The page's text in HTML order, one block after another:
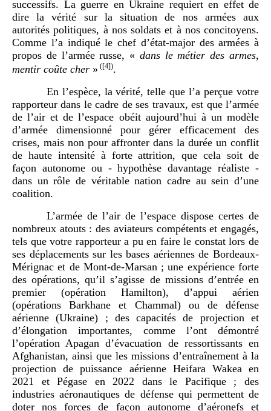
successifs. La guerre en Ukraine requiert en effet de
dire la vérité sur la situation de nos armées aux
autorités politiques, à nos soldats et à nos concitoyens.
Comme l’a indiqué le chef d’état-major des armées à
propos de l’armée russe, « dans le métier des armes,
mentir coûte cher » ([4]).
En l’espèce, la vérité, telle que l’a perçue votre
rapporteur dans le cadre de ses travaux, est que l’armée
de l’air et de l’espace obéit aujourd’hui à un modèle
d’armée dimensionné pour gérer efficacement des
crises, mais non pour affronter dans la durée un conflit
de haute intensité à forte attrition, que cela soit de
façon autonome ou - hypothèse davantage réaliste -
dans un rôle de véritable nation cadre au sein d’une
coalition.
L’armée de l’air de l’espace dispose certes de
nombreux atouts : des aviateurs compétents et engagés,
tels que votre rapporteur a pu en faire le constat lors de
ses déplacements sur les bases aériennes de Bordeaux-
Mérignac et de Mont-de-Marsan ; une expérience forte
des opérations, qu’il s’agisse de missions d’entrée en
premier (opération Hamilton), d’appui aérien
(opérations Barkhane et Chammal) ou de défense
aérienne (Ukraine) ; des capacités de projection et
d’élongation importantes, comme l’ont démontré
l’opération Apagan d’évacuation de ressortissants en
Afghanistan, ainsi que les missions d’entraînement à la
projection de puissance aérienne Heifara Wakea en
2021 et Pégase en 2022 dans le Pacifique ; des
industries aéronautiques de défense qui permettent de
doter nos forces de façon autonome d’aéronefs et